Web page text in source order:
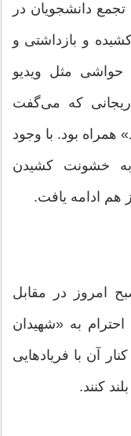
دانشجویان در
و بازداشتی و
مثل ویدیو
که می‌گفت
همراه بود. با وجود
به خشونت کشیدن
هم ادامه یافت.
امروز در مقابل
به «شهیدان
آن با فریاد‌هایی
کنند.